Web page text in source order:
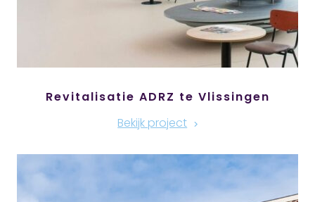
Revitalisatie ADRZ te Vlissingen
Bekijk project